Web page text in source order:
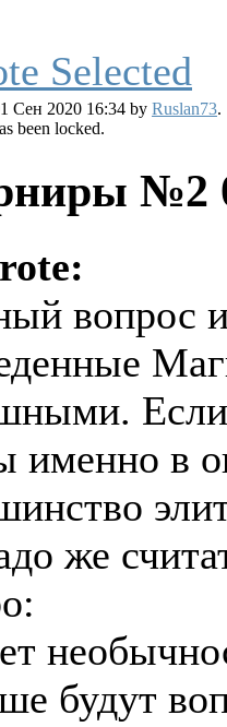
Сен 2020 16:34 by Ruslan73.
been locked.
№2
вопрос
Если
именно в
же
будут